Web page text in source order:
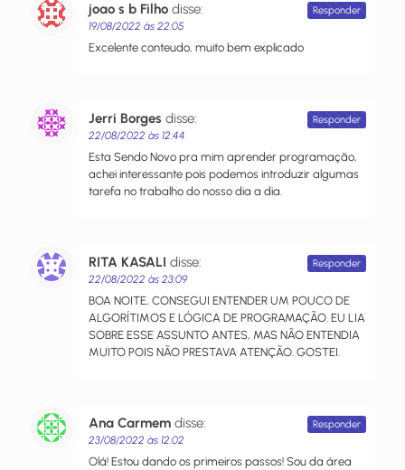
joao s b Filho disse:
19/08/2022 às 22:05
Excelente conteudo, muito bem explicado
Responder
Jerri Borges disse:
22/08/2022 às 12:44
Esta Sendo Novo pra mim aprender programação,
achei interessante pois podemos introduzir algumas
tarefa no trabalho do nosso dia a dia.
Responder
RITA KASALI disse:
22/08/2022 às 23:09
BOA NOITE, CONSEGUI ENTENDER UM POUCO DE
ALGORÍTIMOS E LÓGICA DE PROGRAMAÇÃO. EU LIA
SOBRE ESSE ASSUNTO ANTES, MAS NÃO ENTENDIA
MUITO POIS NÃO PRESTAVA ATENÇÃO. GOSTEI.
Responder
Ana Carmem disse:
23/08/2022 às 12:02
Olá! Estou dando os primeiros passos! Sou da área
Responder